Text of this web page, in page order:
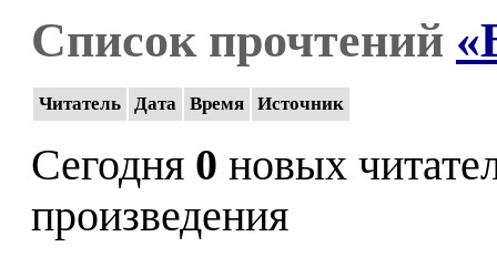
Список прочтений
Читатель Дата Время Источник
Сегодня 0 новых
произведения